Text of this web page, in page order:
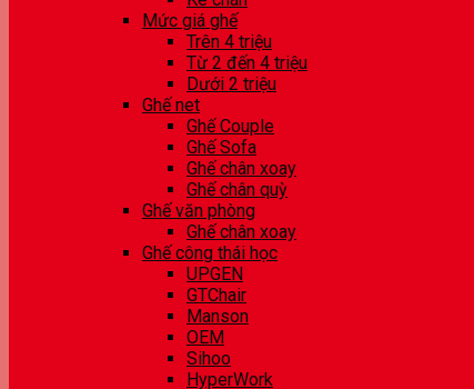
Mức giá ghế
Trên 4 triệu
Từ 2 đến 4 triệu
Dưới 2 triệu
Ghế net
Ghế Couple
Ghế Sofa
Ghế chân xoay
Ghế chân quỳ
Ghế văn phòng
Ghế chân xoay
Ghế công thái học
UPGEN
GTChair
Manson
OEM
Sihoo
HyperWork